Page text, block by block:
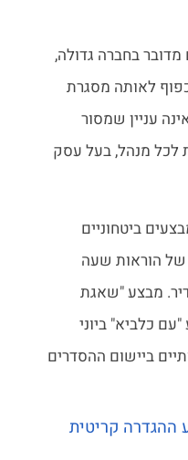
בחברה גדולה,
לאותה מסגרת
עניין שמסור
לכל מנהל, בעל עסק
ביטחוניים
של הוראות שעה
מבצע "שאגת
2026 ומבצע "עם כלביא" ביוני
ביישום ההסדרים
ההגדרה קריטית